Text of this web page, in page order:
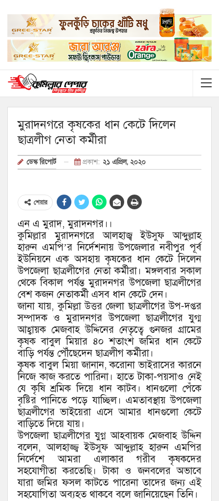
মুরাদনগরে কৃষকের ধান কেটে দিলেন
ছাত্রলীগ নেতা কর্মীরা
ডেস্ক রিপোর্ট প্রকাশ: ২১ এপ্রিল, ২০২০
শেয়ার
এন এ মুরাদ, মুরাদনগর।।
কুমিল্লার মুরাদনগরে আলহাজ্ব ইউসুফ আব্দুল্লাহ
হারুন এমপি’র নির্দেশনায় উপজেলার নবীপুর পূর্ব
ইউনিয়নে এক অসহায় কৃষকের ধান কেটে দিলেন
উপজেলা ছাত্রলীগের নেতা কর্মীরা। মঙ্গলবার সকাল
থেকে বিকাল পর্যন্ত মুরাদনগর উপজেলা ছাত্রলীগের
বেশ কজন নেতাকর্মী এসব ধান কেটে দেন।
জানা যায়, কুমিল্লা উত্তর জেলা ছাত্রলীগের উপ-দপ্তর
সম্পাদক ও মুরাদনগর উপজেলা ছাত্রলীগের যুগ্ম
আহ্বায়ক মেজবাহ উদ্দিনের নেতৃত্বে গুনজর গ্রামের
কৃষক বাবুল মিয়ার ৪০ শতাংশ জমির ধান কেটে
বাড়ি পর্যন্ত পৌঁছেদেন ছাত্রলীগ কর্মীরা।
কৃষক বাবুল মিয়া জানান, করোনা ভাইরাসের কারনে
নিজে কাজ করতে পারিনা। হাতে টাকা-পয়সাও নেই
যে কৃষি শ্রমিক দিয়ে ধান কাটব। ধানগুলো পেঁকে
বৃষ্টির পানিতে পড়ে যাচ্ছিল। এমতাবস্থায় উপজেলা
ছাত্রলীগের ভাইয়েরা এসে আমার ধানগুলো কেটে
বাড়িতে দিয়ে যায়।
উপজেলা ছাত্রলীগের যুগ্ন আহবায়ক মেজবাহ উদ্দিন
বলেন, আলহাজ্জ্ব ইউসুফ আব্দুল্লাহ হারুন এমপির
নির্দেশে আমরা এলাকার গরীব কৃষকদের
সহযোগীতা করতেছি। টাকা ও জনবলের অভাবে
যারা জমির ফসল কাটতে পারেনা তাদের জন্য এই
সহযোগিতা অব্যহত থাকবে বলে জানিয়েছেন তিনি।